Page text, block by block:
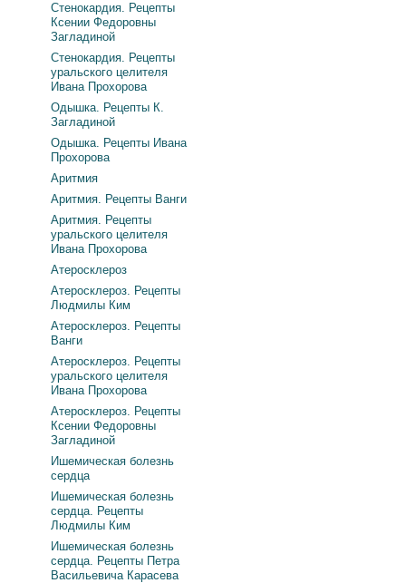
Стенокардия. Рецепты
Ксении Федоровны
Загладиной
Стенокардия. Рецепты
уральского целителя
Ивана Прохорова
Одышка. Рецепты К.
Загладиной
Одышка. Рецепты Ивана
Прохорова
Аритмия
Аритмия. Рецепты Ванги
Аритмия. Рецепты
уральского целителя
Ивана Прохорова
Атеросклероз
Атеросклероз. Рецепты
Людмилы Ким
Атеросклероз. Рецепты
Ванги
Атеросклероз. Рецепты
уральского целителя
Ивана Прохорова
Атеросклероз. Рецепты
Ксении Федоровны
Загладиной
Ишемическая болезнь
сердца
Ишемическая болезнь
сердца. Рецепты
Людмилы Ким
Ишемическая болезнь
сердца. Рецепты Петра
Васильевича Карасева